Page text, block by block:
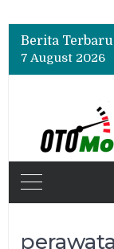
Berita
7 August 2026